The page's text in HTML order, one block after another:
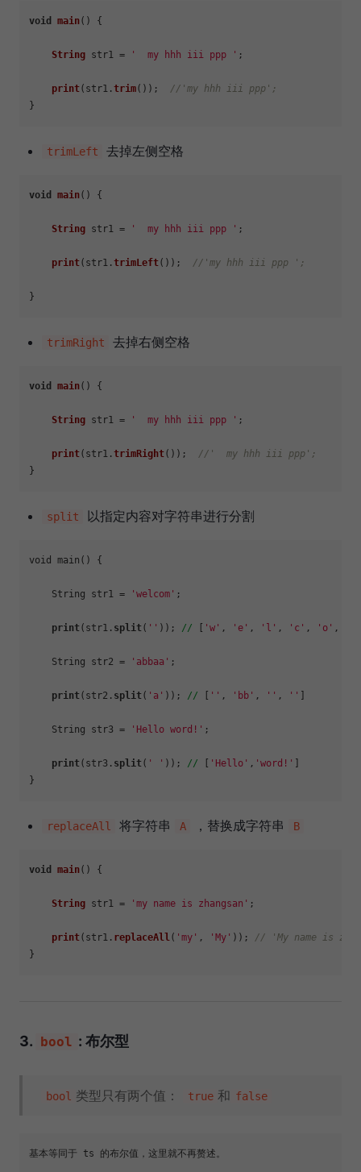
void main( ) {
String str1 = '  my hhh iii ppp ' ;
print(str1.trim()); //'my hhh iii ppp';
trimLeft 去掉左侧空格
void main( ) {
String str1 = '  my hhh iii ppp ' ;
print(str1.trimLeft()); //'my hhh iii ppp ';
trimRight 去掉右侧空格
void main( ) {
String str1 = '  my hhh iii ppp ' ;
print(str1.trimRight()); //'  my hhh iii ppp';
split 以指定内容对字符串进行分割
void main() {
    String str1 =
'welcom' ;
print (str1. split ( '' )); // 'w' , 'e' , 'l' , 'c' , 'o' ,
    String str2 =
'abbaa' ;
print (str2. split ( 'a' )); // '' , 'bb' , '' , ''
    String str3 =
'Hello word!' ;
print (str3. split ( ' ' )); // 'Hello' , 'word!'
replaceAll 将字符串 A ，替换成字符串 B
void main( ) {
String str1 = 'my name is zhangsan' ;
print(str1. replaceAll( 'my' , 'My' )); // 'My name is
3. bool : 布尔型
bool 类型只有两个值： true 和 false